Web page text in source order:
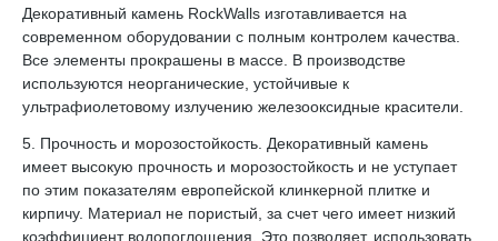
Декоративный камень RockWalls изготавливается на
современном оборудовании с полным контролем качества.
Все элементы прокрашены в массе. В производстве
используются неорганические, устойчивые к
ультрафиолетовому излучению железооксидные красители.
5. Прочность и морозостойкость. Декоративный камень
имеет высокую прочность и морозостойкость и не уступает
по этим показателям европейской клинкерной плитке и
кирпичу. Материал не пористый, за счет чего имеет низкий
коэффициент водопоглощения. Это позволяет, использовать